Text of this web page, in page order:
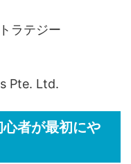
ラテジー
Pte. Ltd.
者が最初にや